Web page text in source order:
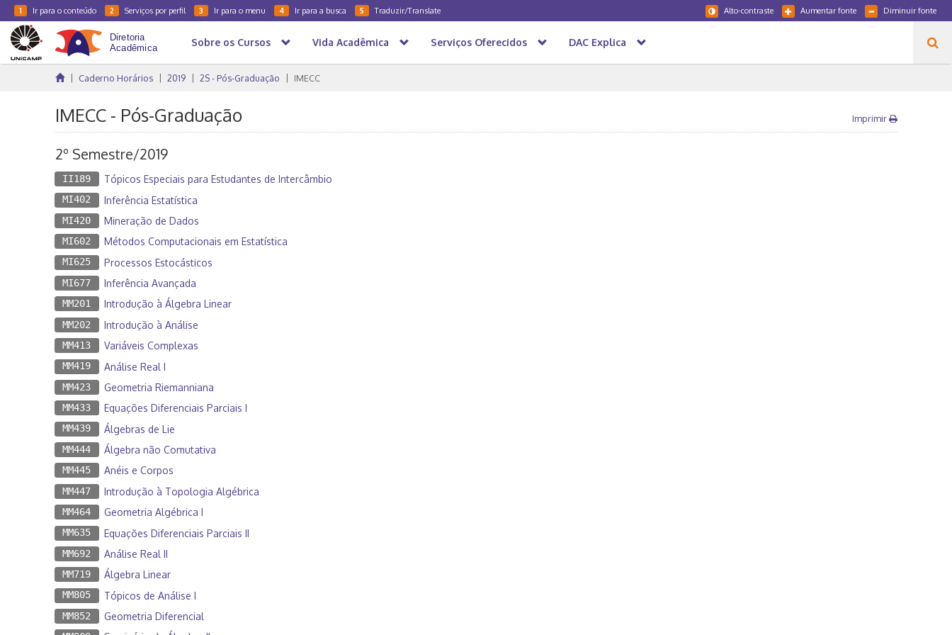
1 Ir para o conteúdo 2 Serviços por perfil 3 Ir para o menu 4 Ir para a busca 5 Traduzir/Translate Diminuir fonte
Aumentar fonte
Alto-contraste
Sobre os Cursos Vida Acadêmica Serviços Oferecidos DAC Explica
Caderno Horários 2019 2S - Pós-Graduação IMECC
IMECC - Pós-Graduação Imprimir
2º Semestre/2019
II189 Tópicos Especiais para Estudantes de Intercâmbio
MI402 Inferência Estatística
MI420 Mineração de Dados
MI602 Métodos Computacionais em Estatística
MI625 Processos Estocásticos
MI677 Inferência Avançada
MM201 Introdução à Álgebra Linear
MM202 Introdução à Análise
MM413 Variáveis Complexas
MM419 Análise Real I
MM423 Geometria Riemanniana
MM433 Equações Diferenciais Parciais I
MM439 Álgebras de Lie
MM444 Álgebra não Comutativa
MM445 Anéis e Corpos
MM447 Introdução à Topologia Algébrica
MM464 Geometria Algébrica I
MM635 Equações Diferenciais Parciais II
MM692 Análise Real II
MM719 Álgebra Linear
MM805 Tópicos de Análise I
MM852 Geometria Diferencial